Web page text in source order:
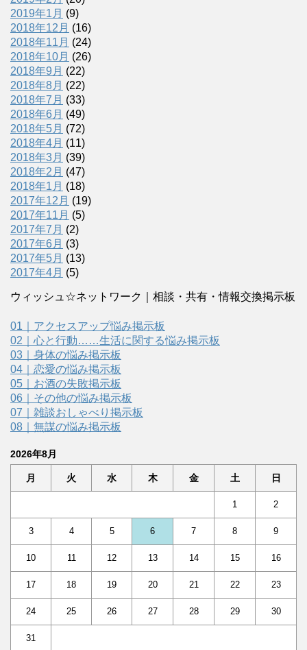
2019年1月 (9)
2018年12月 (16)
2018年11月 (24)
2018年10月 (26)
2018年9月 (22)
2018年8月 (22)
2018年7月 (33)
2018年6月 (49)
2018年5月 (72)
2018年4月 (11)
2018年3月 (39)
2018年2月 (47)
2018年1月 (18)
2017年12月 (19)
2017年11月 (5)
2017年7月 (2)
2017年6月 (3)
2017年5月 (13)
2017年4月 (5)
ウィッシュ☆ネットワーク｜相談・共有・情報交換掲示板
01｜アクセスアップ悩み掲示板
02｜心と行動……生活に関する悩み掲示板
03｜身体の悩み掲示板
04｜恋愛の悩み掲示板
05｜お酒の失敗掲示板
06｜その他の悩み掲示板
07｜雑談おしゃべり掲示板
08｜無謀の悩み掲示板
2026年8月
月 火 水 木 金 土 日
1 2
3 4 5 6 7 8 9
10 11 12 13 14 15 16
17 18 19 20 21 22 23
24 25 26 27 28 29 30
31